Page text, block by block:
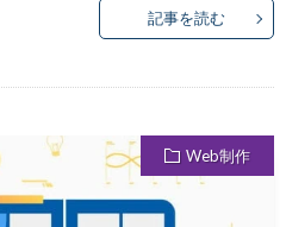
記事を読む
Web制作